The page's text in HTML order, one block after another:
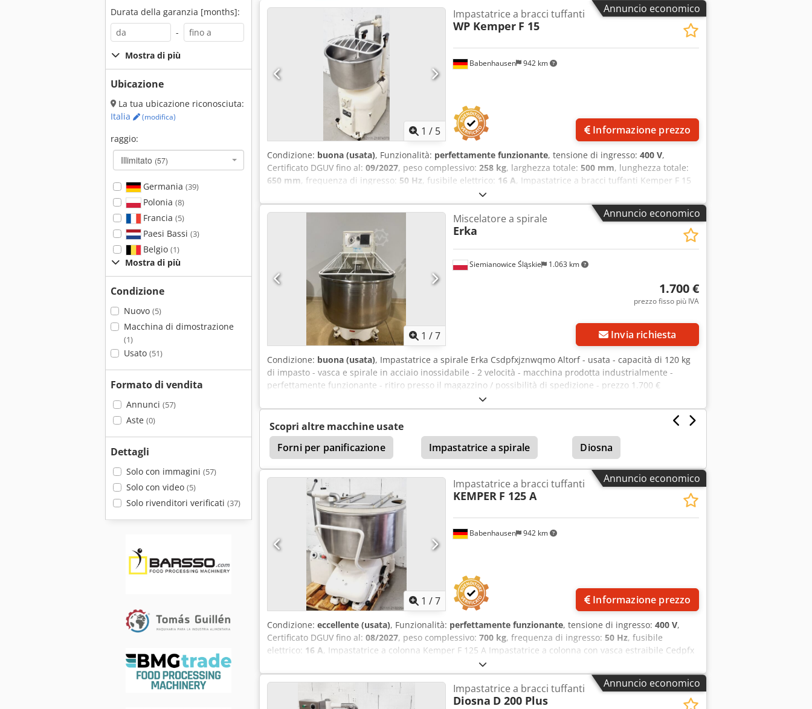
Durata della garanzia [months]:
-
Mostra di più
Ubicazione
La tua ubicazione riconosciuta:
Italia
(modifica)
raggio:
Illimitato (57)
Germania (39)
Polonia (8)
Francia (5)
Paesi Bassi (3)
Belgio (1)
Mostra di più
Condizione
Nuovo (5)
Macchina di dimostrazione
(1)
Usato (51)
Formato di vendita
Annunci (57)
Aste (0)
Dettagli
Solo con immagini (57)
Solo con video (5)
Solo rivenditori verificati (37)
Annuncio economico
1 / 5
Babenhausen 942 km
Impastatrice a bracci tuffanti
WP Kemper F 15
Informazione prezzo
Condizione: buona (usata), Funzionalità: perfettamente funzionante, tensione di ingresso: 400 V,
Certificato DGUV fino al: 09/2027, peso complessivo: 258 kg, larghezza totale: 500 mm, lunghezza totale:
650 mm, frequenza di ingresso: 50 Hz, fusibile elettrico: 16 A, Impastatrice a bracci tuffanti Kemper F 15
Impastatrice a bracci tuffanti - macchina per impasto tecnologia robusta vasca e braccio impastatore in
acciaio inox griglia di protezione impastatrice su ruote dimensioni 500 x 650 x 1070 mm LxPxA solo da noi
verificata DGUV V3 collegamento 400V, spina 16A-CEE Cjdpfjy Nv Agsx Altjrf macchina usata Visita il nostro
grande magazzino di macchine da panificio!
Annuncio economico
1 /7
Siemianowice Śląskie 1.063 km
Miscelatore a spirale
Erka
1.700 €
prezzo fisso più IVA
Invia richiesta
Condizione: buona (usata), Impastatrice a spirale Erka Csdpfxjznwqmo Altorf - usata - capacità di 120 kg
di impasto - vasca e spirale in acciaio inossidabile - 2 velocità - macchina prodotta industrialmente -
perfettamente funzionante - ritiro presso il magazzino / possibilità di spedizione - prezzo 1.700 €
Scopri altre macchine usate
Forni per panificazione
Impastatrice a spirale Diosna
Annuncio economico
1 /7
Babenhausen 942 km
Impastatrice a bracci tuffanti
KEMPER F 125 A
Informazione prezzo
Condizione: eccellente (usata), Funzionalità: perfettamente funzionante, tensione di ingresso: 400 V,
Certificato DGUV fino al: 08/2027, peso complessivo: 700 kg, frequenza di ingresso: 50 Hz, fusibile
elettrico: 16 A, Impastatrice a colonna Kemper F 125 A Impastatrice a colonna con vasca estraibile Cedpfx
Aoy H Utfjltorf Impastatrice con coperchio per la farina Dotata di circuito di protezione Testata secondo le
normative DGUV V3 Alimentazione 400 V, spina CEE 16 A Macchina usata Potete trovare molte altre
impastatrici a colonna nella nostra vasta esposizione!
Annuncio economico
Impastatrice a bracci tuffanti
Diosna D 200 Plus